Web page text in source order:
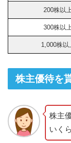
200株以
300株以
1,000株以
株主優待を
株主
いく